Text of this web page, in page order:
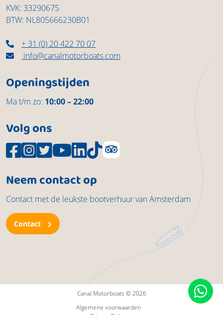
KVK: 33290675
BTW: NL805666230B01
+ 31 (0) 20 422 70 07
info@canalmotorboats.com
Openingstijden
Ma t/m zo: 10:00 – 22:00
Volg ons
Neem contact op
Contact met de leukste bootverhuur van Amsterdam
Contact
Canal Motorboats © 2026
Algemene voorwaarden